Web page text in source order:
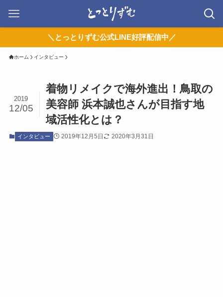
＼とっとりずむ公式LINE好評配信中／
ホーム インタビュー
着物リメイクで海外進出！鳥取の
美容師 浜本誠也さんが目指す地
域活性化とは？
2019
12/05
インタビュー 2019年12月5日 2020年3月31日